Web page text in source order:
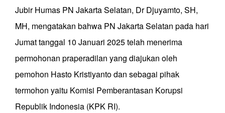
Jubir Humas PN Jakarta Selatan, Dr Djuyamto, SH,
MH, mengatakan bahwa PN Jakarta Selatan pada hari
Jumat tanggal 10 Januari 2025 telah menerima
permohonan praperadilan yang diajukan oleh
pemohon Hasto Kristiyanto dan sebagai pihak
termohon yaitu Komisi Pemberantasan Korupsi
Republik Indonesia (KPK RI).